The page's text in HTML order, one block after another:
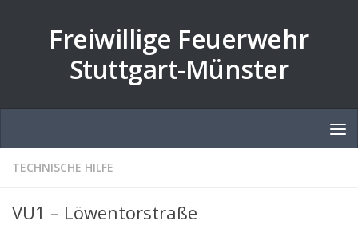
Freiwillige Feuerwehr
Stuttgart-Münster
TECHNISCHE HILFE
VU1 – Löwentorstraße